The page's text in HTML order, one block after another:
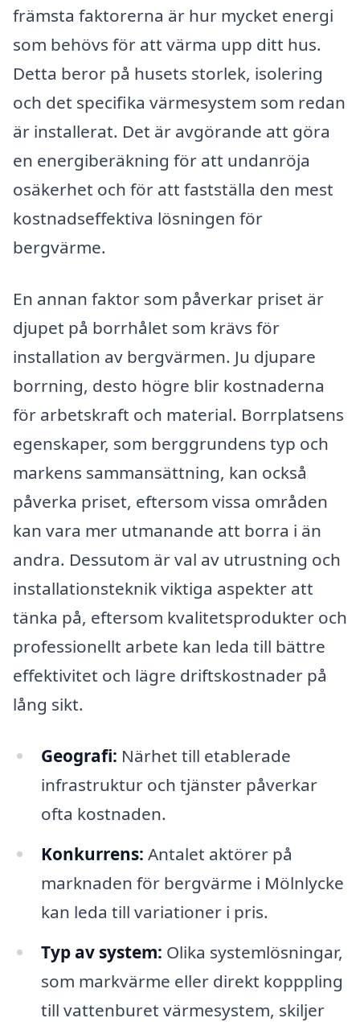
främsta faktorerna är hur mycket energi
som behövs för att värma upp ditt hus.
Detta beror på husets storlek, isolering
och det specifika värmesystem som redan
är installerat. Det är avgörande att göra
en energiberäkning för att undanröja
osäkerhet och för att fastställa den mest
kostnadseffektiva lösningen för
bergvärme.
En annan faktor som påverkar priset är
djupet på borrhålet som krävs för
installation av bergvärmen. Ju djupare
borrning, desto högre blir kostnaderna
för arbetskraft och material. Borrplatsens
egenskaper, som berggrundens typ och
markens sammansättning, kan också
påverka priset, eftersom vissa områden
kan vara mer utmanande att borra i än
andra. Dessutom är val av utrustning och
installationsteknik viktiga aspekter att
tänka på, eftersom kvalitetsprodukter och
professionellt arbete kan leda till bättre
effektivitet och lägre driftskostnader på
lång sikt.
Geografi: Närhet till etablerade
infrastruktur och tjänster påverkar
ofta kostnaden.
Konkurrens: Antalet aktörer på
marknaden för bergvärme i Mölnlycke
kan leda till variationer i pris.
Typ av system: Olika systemlösningar,
som markvärme eller direkt kopppling
till vattenburet värmesystem, skiljer